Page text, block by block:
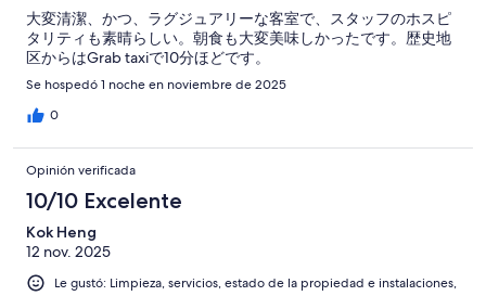
大変清潔、かつ、ラグジュアリーな客室で、スタッフのホスピ
タリティも素晴らしい。朝食も大変美味しかったです。歴史地
区からはGrab taxiで10分ほどです。
Se hospedó 1 noche en noviembre de 2025
0
Opinión verificada
10/10 Excelente
Kok Heng
12 nov. 2025
Le gustó: Limpieza, servicios, estado de la propiedad e instalaciones,